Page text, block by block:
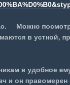
Можно
в устной,
в удобное
и он